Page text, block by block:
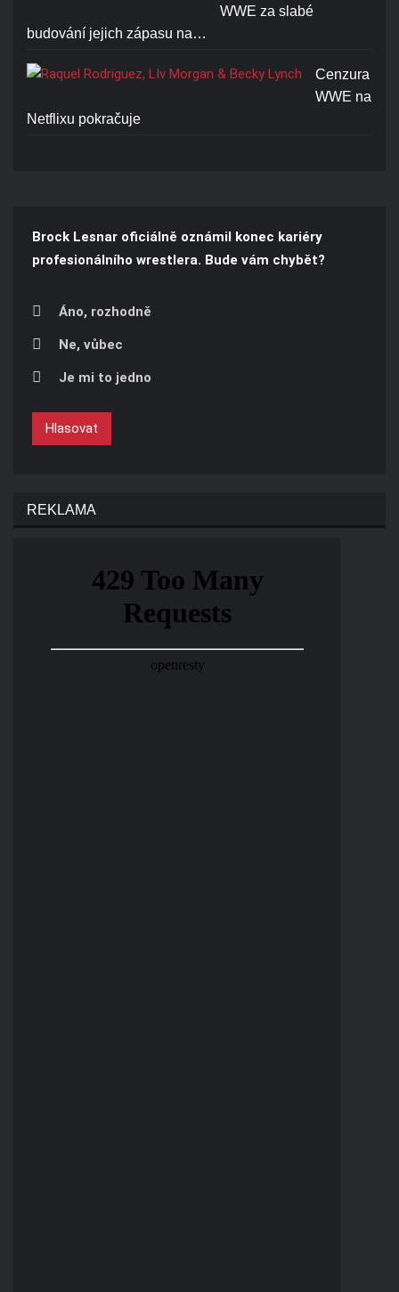
WWE za slabé
budování jejich zápasu na…
Cenzura
WWE na
Netflixu pokračuje
Brock Lesnar oficiálně oznámil konec kariéry
profesionálního wrestlera. Bude vám chybět?
Áno, rozhodně
Ne, vůbec
Je mi to jedno
Hlasovat
REKLAMA